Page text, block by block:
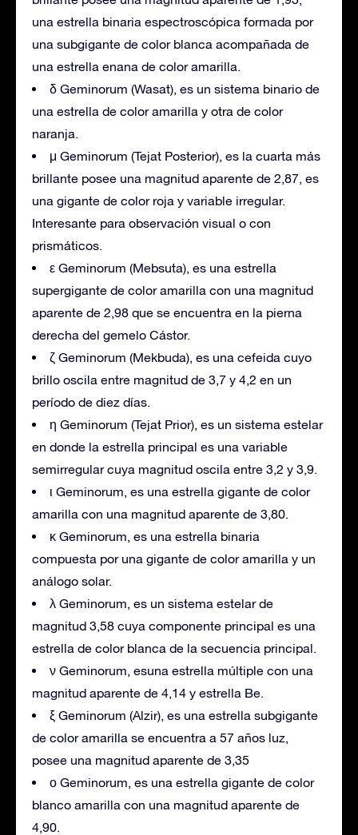
una estrella binaria espectroscópica formada por
una subgigante de color blanca acompañada de
una estrella enana de color amarilla.
δ Geminorum (Wasat), es un sistema binario de
una estrella de color amarilla y otra de color
naranja.
μ Geminorum (Tejat Posterior), es la cuarta más
brillante posee una magnitud aparente de 2,87, es
una gigante de color roja y variable irregular.
Interesante para observación visual o con
prismáticos.
ε Geminorum (Mebsuta), es una estrella
supergigante de color amarilla con una magnitud
aparente de 2,98 que se encuentra en la pierna
derecha del gemelo Cástor.
ζ Geminorum (Mekbuda), es una cefeida cuyo
brillo oscila entre magnitud de 3,7 y 4,2 en un
período de diez días.
η Geminorum (Tejat Prior), es un sistema estelar
en donde la estrella principal es una variable
semirregular cuya magnitud oscila entre 3,2 y 3,9.
ι Geminorum, es una estrella gigante de color
amarilla con una magnitud aparente de 3,80.
κ Geminorum, es una estrella binaria
compuesta por una gigante de color amarilla y un
análogo solar.
λ Geminorum, es un sistema estelar de
magnitud 3,58 cuya componente principal es una
estrella de color blanca de la secuencia principal.
ν Geminorum, esuna estrella múltiple con una
magnitud aparente de 4,14 y estrella Be.
ξ Geminorum (Alzir), es una estrella subgigante
de color amarilla se encuentra a 57 años luz,
posee una magnitud aparente de 3,35
ο Geminorum, es una estrella gigante de color
blanco amarilla con una magnitud aparente de
4,90.